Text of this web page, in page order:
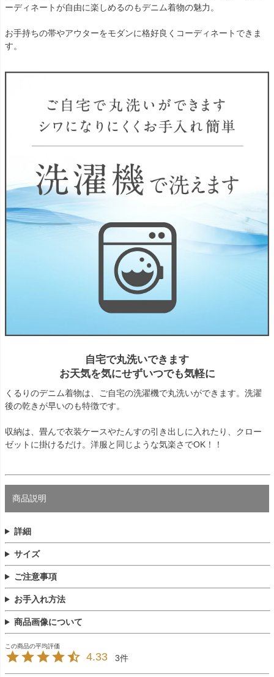
ーディネートが自由に楽しめるのもデニム着物の魅力。
お手持ちの帯やアウターをモダンに格好良くコーディネートできま
す。
自宅で丸洗いできます
お天気を気にせずいつでも気軽に
くるりのデニム着物は、ご自宅の洗濯機で丸洗いができます。洗濯
後の乾きが早いのも特徴です。
収納は、畳んで衣装ケースやたんすの引き出しに入れたり、クロー
ゼットに掛けるだけ。洋服と同じような気楽さでOK！！
商品説明
詳細
サイズ
ご注意事項
お手入れ方法
商品画像について
4.33 3